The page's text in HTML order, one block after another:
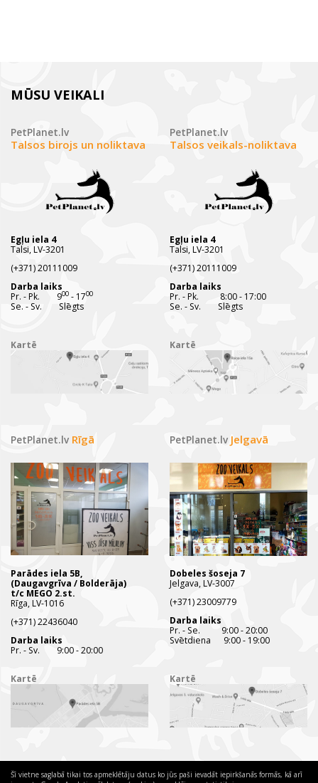
MŪSU VEIKALI
PetPlanet.lv
Talsos birojs un noliktava
Egļu iela 4
Talsi, LV-3201
(+371) 20111009
Darba laiks
Pr. - Pk. 900 - 1700
Se. - Sv. Slēgts
Kartē
PetPlanet.lv
Talsos veikals-noliktava
Egļu iela 4
Talsi, LV-3201
(+371) 20111009
Darba laiks
Pr. - Pk. 8:00 - 17:00
Se. - Sv. Slēgts
Kartē
PetPlanet.lv Rīgā
Parādes iela 5B,
(Daugavgrīva / Bolderāja)
t/c MEGO 2.st.
Rīga, LV-1016
(+371) 22436040
Darba laiks
Pr. - Sv. 9:00 - 20:00
Kartē
PetPlanet.lv Jelgavā
Dobeles šoseja 7
Jelgava, LV-3007
(+371) 23009779
Darba laiks
Pr. - Se. 9:00 - 20:00
Svētdiena 9:00 - 19:00
Kartē
Šī vietne saglabā tikai tos apmeklētāju datus ko jūs paši ievadāt iepirkšanās formās, kā arī